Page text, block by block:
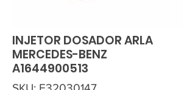
INJETOR DOSADOR ARLA
MERCEDES-BENZ
A1644900513